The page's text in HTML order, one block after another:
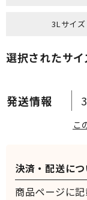
3Lサイズ
選択されたサ
こ
決済・配送に
商品ページに記